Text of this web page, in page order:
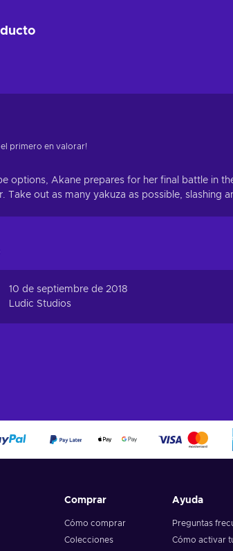
el primero en valorar!
options, Akane prepares for her final battle in
Take out as many yakuza as possible, slashing
10 de septiembre de 2018
Ludic Studios
Comprar
Cómo comprar
Colecciones
Ayuda
Preguntas
Cómo activar